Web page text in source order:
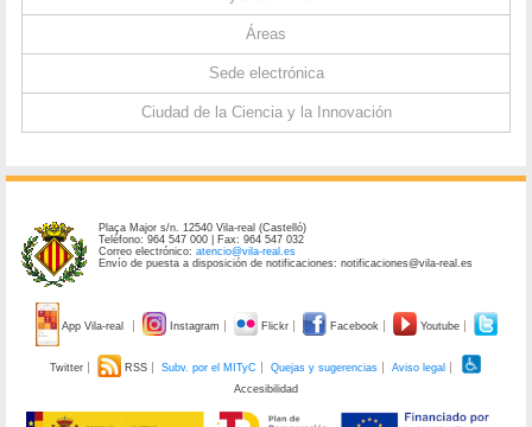
Áreas
Sede electrónica
Ciudad de la Ciencia y la Innovación
Plaça Major s/n. 12540 Vila-real (Castelló)
Teléfono: 964 547 000 | Fax: 964 547 032
Correo electrónico:atencio@vila-real.es
Envío de puesta a disposición de notificaciones: notificaciones@vila-real.es
App Vila-real Instagram Flickr Facebook Youtube
Twitter RSS Subv. por el MITyC Quejas y sugerencias
Aviso legal
Accesibilidad